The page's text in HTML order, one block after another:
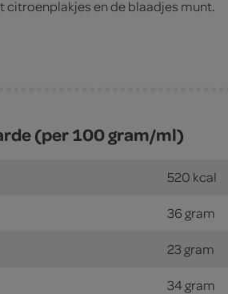
citroenplakjes en de blaadjes munt.
(per 100 gram/ml)
520 kcal
36 gram
23 gram
34 gram